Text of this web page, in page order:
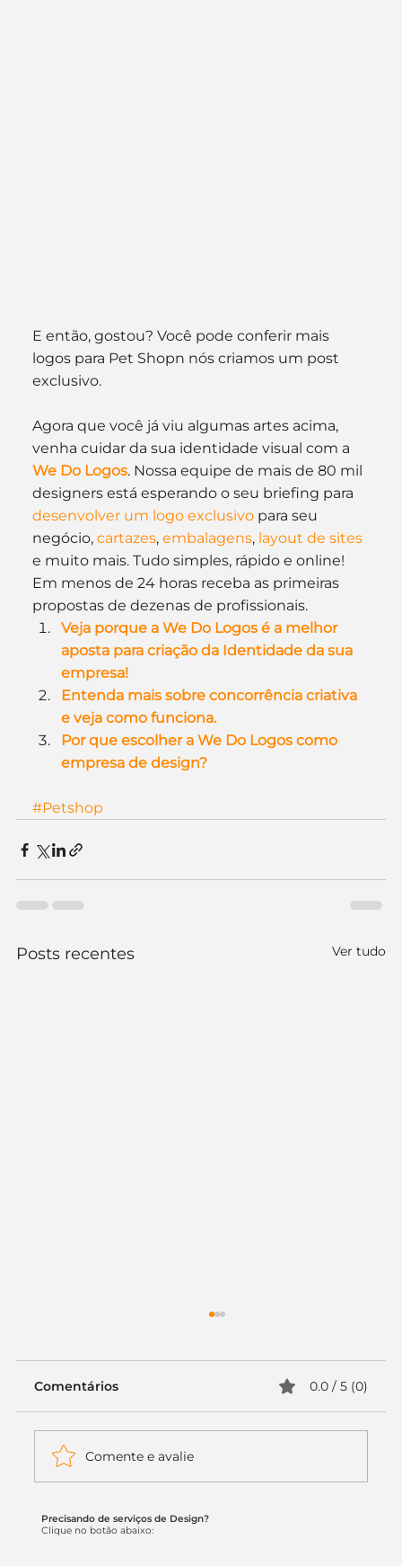
Precisando de serviços de Design?
Clique no botão abaixo:
E então, gostou? Você pode conferir mais
logos para Pet Shopn nós criamos um post
exclusivo.
Agora que você já viu algumas artes acima,
venha cuidar da sua identidade visual com a
We Do Logos. Nossa equipe de mais de 80 mil
designers está esperando o seu briefing para
desenvolver um logo exclusivo para seu
negócio, cartazes, embalagens, layout de sites
e muito mais. Tudo simples, rápido e online!
Em menos de 24 horas receba as primeiras
propostas de dezenas de profissionais.
Veja porque a We Do Logos é a melhor
aposta para criação da Identidade da sua
empresa!
Entenda mais sobre concorrência criativa
e veja como funciona.
Por que escolher a We Do Logos como
empresa de design?
#Petshop
Posts recentes Ver tudo
Itaú muda apenas duas letras da
Comentários 0.0 / 5 (0)
Comente e avalie